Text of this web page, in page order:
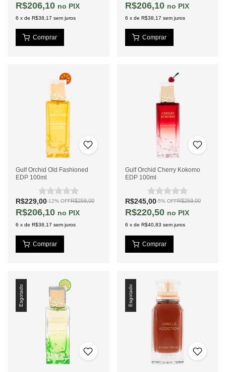
R$206,10 PIX
6 x de R$38,17 sem juros
R$206,10 PIX
6 x de R$38,17 sem juros
Gulf Orchid Old Fashioned
EDP 100ml
R$229,00-12% OFFR$259,00
R$206,10 PIX
6 x de R$38,17 sem juros
Gulf Orchid Cherry Kokomo
EDP 100ml
R$245,00-5% OFFR$259,00
R$220,50 PIX
6 x de R$40,83 sem juros
Esgotado Esgotado